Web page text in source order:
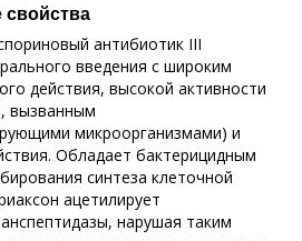
свойства
антибиотик III
введения с широким
действия, высокой активности
вызванным
микроорганизмами) и
Обладает бактерицидным
синтеза клеточной
ацетилирует
нарушая таким